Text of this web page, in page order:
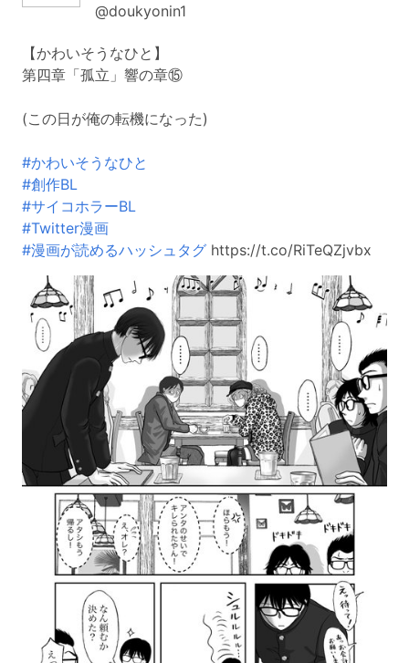
@doukyonin1
【かわいそうなひと】
第四章「孤立」響の章⑮
(この日が俺の転機になった)
#かわいそうなひと
#創作BL
#サイコホラーBL
#Twitter漫画
#漫画が読めるハッシュタグ https://t.co/RiTeQZjvbx